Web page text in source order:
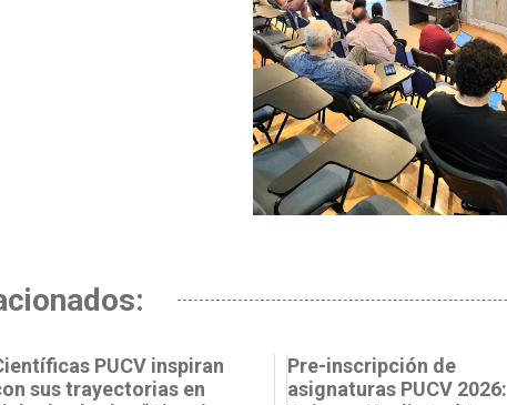
PUCV inspiran
sus trayectorias en
Pre-inscripción de
asignaturas PUCV 2026: